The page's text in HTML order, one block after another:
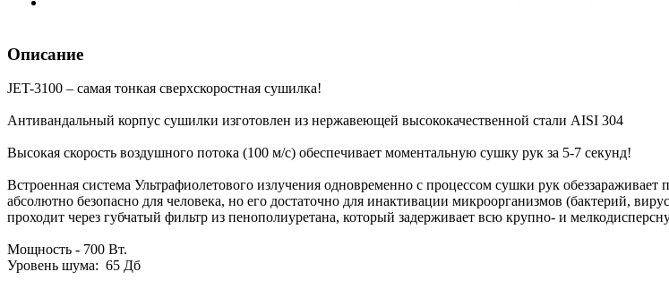
Описание
JET-3100 – самая тонкая сверхскоростная сушилка!
Антивандальный корпус сушилки изготовлен из нержавеющей высококачественной стали AISI 304
Высокая скорость воздушного потока (100 м/с) обеспечивает моментальную сушку рук за 5-7 секунд!
Встроенная система Ультрафиолетового излучения одновременно с процессом сушки рук
абсолютно безопасно для человека, но его достаточно для инактивации микроорганизмов (бактерий,
проходит через губчатый фильтр из пенополиуретана, который задерживает всю крупно- и
Мощность - 700 Вт.
Уровень шума: 65 Дб